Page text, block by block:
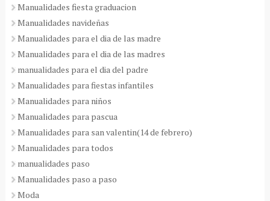
Manualidades fiesta graduacion
Manualidades navideñas
Manualidades para el dia de las madre
Manualidades para el dia de las madres
manualidades para el dia del padre
Manualidades para fiestas infantiles
Manualidades para niños
Manualidades para pascua
Manualidades para san valentin(14 de febrero)
Manualidades para todos
manualidades paso
Manualidades paso a paso
Moda